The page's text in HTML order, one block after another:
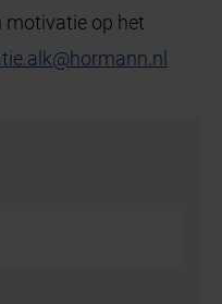
motivatie op het
@hormann.nl